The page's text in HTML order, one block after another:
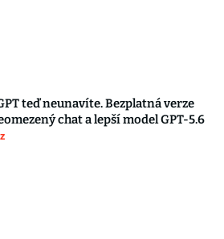
teď neunavíte. Bezplatná verze
chat a lepší model GPT-5.6